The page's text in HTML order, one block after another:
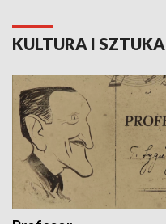
KULTURA I SZTUKA